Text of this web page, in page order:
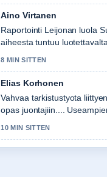
Aino Virtanen
Raportointi Leijonan luola
aiheesta tuntuu
8 MIN SITTEN
Elias Korhonen
Vahvaa tarkistustyota
opas juontajiin....
10 MIN SITTEN